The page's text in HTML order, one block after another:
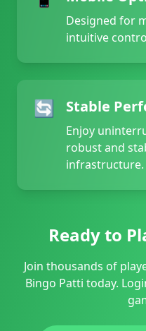
Designed for
intuitive
🔄 Stable
Enjoy
robust and
infrastructure.
Ready to
Join thousands of
Bingo Patti today.